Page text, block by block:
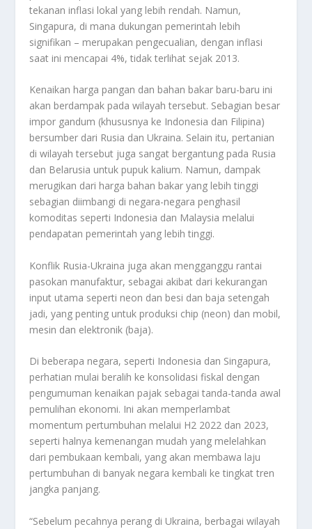
tekanan inflasi lokal yang lebih rendah. Namun,
Singapura, di mana dukungan pemerintah lebih
signifikan – merupakan pengecualian, dengan inflasi
saat ini mencapai 4%, tidak terlihat sejak 2013.
Kenaikan harga pangan dan bahan bakar baru-baru ini
akan berdampak pada wilayah tersebut. Sebagian besar
impor gandum (khususnya ke Indonesia dan Filipina)
bersumber dari Rusia dan Ukraina. Selain itu, pertanian
di wilayah tersebut juga sangat bergantung pada Rusia
dan Belarusia untuk pupuk kalium. Namun, dampak
merugikan dari harga bahan bakar yang lebih tinggi
sebagian diimbangi di negara-negara penghasil
komoditas seperti Indonesia dan Malaysia melalui
pendapatan pemerintah yang lebih tinggi.
Konflik Rusia-Ukraina juga akan mengganggu rantai
pasokan manufaktur, sebagai akibat dari kekurangan
input utama seperti neon dan besi dan baja setengah
jadi, yang penting untuk produksi chip (neon) dan mobil,
mesin dan elektronik (baja).
Di beberapa negara, seperti Indonesia dan Singapura,
perhatian mulai beralih ke konsolidasi fiskal dengan
pengumuman kenaikan pajak sebagai tanda-tanda awal
pemulihan ekonomi. Ini akan memperlambat
momentum pertumbuhan melalui H2 2022 dan 2023,
seperti halnya kemenangan mudah yang melelahkan
dari pembukaan kembali, yang akan membawa laju
pertumbuhan di banyak negara kembali ke tingkat tren
jangka panjang.
“Sebelum pecahnya perang di Ukraina, berbagai wilayah